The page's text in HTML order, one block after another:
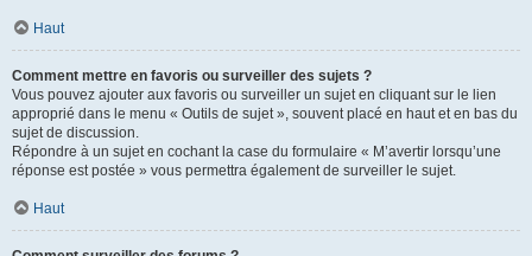
Haut
Comment mettre en favoris ou surveiller des sujets ?
Vous pouvez ajouter aux favoris ou surveiller un sujet en cliquant sur le lien
approprié dans le menu « Outils de sujet », souvent placé en haut et en bas du
sujet de discussion.
Répondre à un sujet en cochant la case du formulaire « M’avertir lorsqu’une
réponse est postée » vous permettra également de surveiller le sujet.
Haut